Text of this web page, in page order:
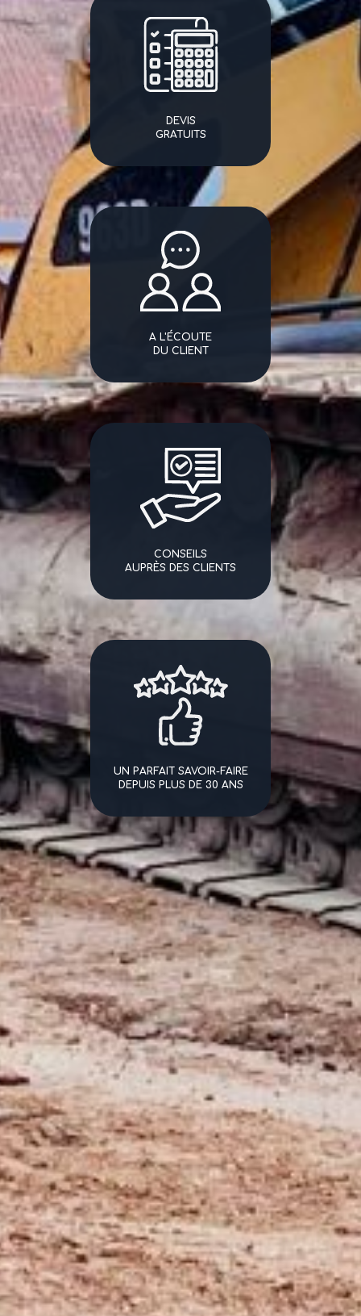
DEVIS
GRATUITS
A L'ÉCOUTE
DU CLIENT
CONSEILS
AUPRÈS DES CLIENTS
UN PARFAIT SAVOIR-FAIRE
DEPUIS PLUS DE 30 ANS